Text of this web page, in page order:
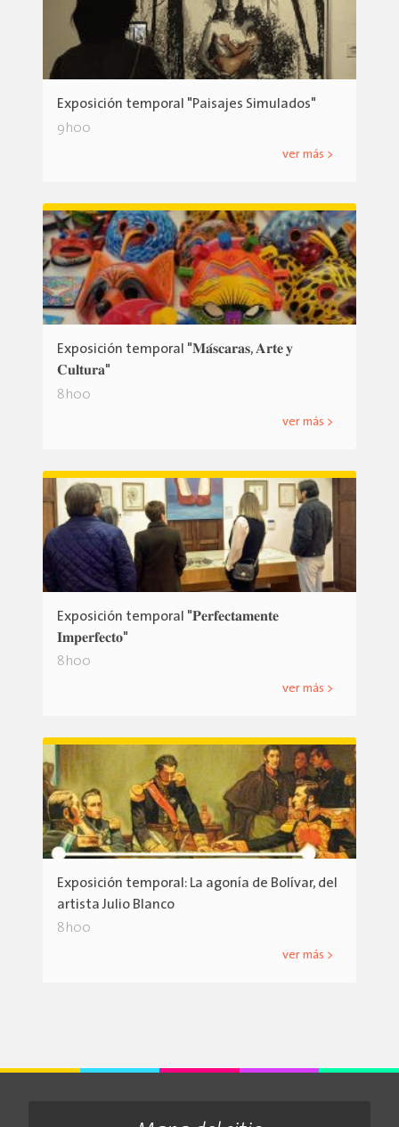
Exposición temporal "Paisajes Simulados"
9h00
ver más >
Exposición temporal "𝐌𝐚́𝐬𝐜𝐚𝐫𝐚𝐬, 𝐀𝐫𝐭𝐞 𝐲
𝐂𝐮𝐥𝐭𝐮𝐫𝐚"
8h00
ver más >
Exposición temporal "𝐏𝐞𝐫𝐟𝐞𝐜𝐭𝐚𝐦𝐞𝐧𝐭𝐞
𝐈𝐦𝐩𝐞𝐫𝐟𝐞𝐜𝐭𝐨"
8h00
ver más >
Exposición temporal: La agonía de Bolívar, del
artista Julio Blanco
8h00
ver más >